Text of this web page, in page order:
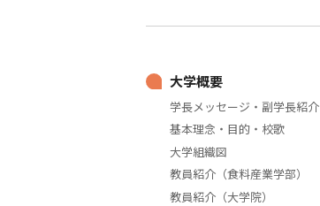
大学概要
学長メッセージ・副学長紹介
基本理念・目的・校歌
大学組織図
教員紹介（食料産業学部）
教員紹介（大学院）